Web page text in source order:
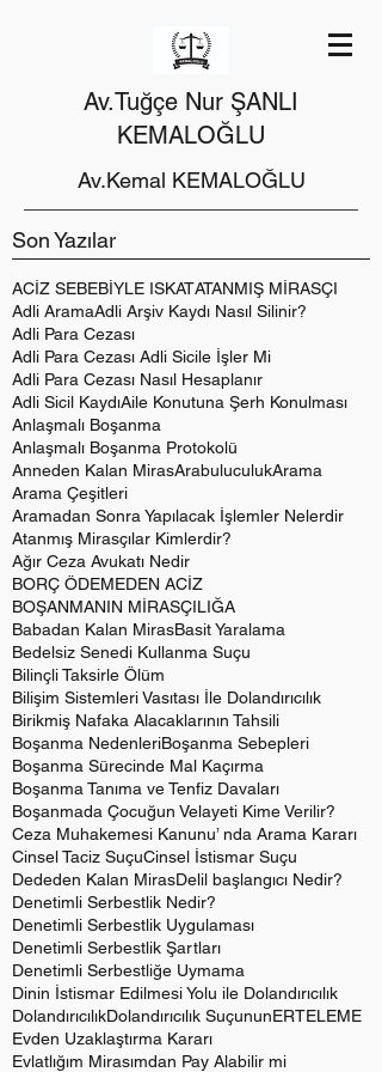
Av.Tuğçe Nur ŞANLI
KEMALOĞLU
Av.Kemal KEMALOĞLU
Son Yazılar
ACİZ SEBEBİYLE ISKATATANMIŞ MİRASÇI
Adli AramaAdli Arşiv Kaydı Nasıl Silinir?
Adli Para Cezası
Adli Para Cezası Adli Sicile İşler Mi
Adli Para Cezası Nasıl Hesaplanır
Adli Sicil KaydıAile Konutuna Şerh Konulması
Anlaşmalı Boşanma
Anlaşmalı Boşanma Protokolü
Anneden Kalan MirasArabuluculukArama
Arama Çeşitleri
Aramadan Sonra Yapılacak İşlemler Nelerdir
Atanmış Mirasçılar Kimlerdir?
Ağır Ceza Avukatı Nedir
BORÇ ÖDEMEDEN ACİZ
BOŞANMANIN MİRASÇILIĞA
Babadan Kalan MirasBasit Yaralama
Bedelsiz Senedi Kullanma Suçu
Bilinçli Taksirle Ölüm
Bilişim Sistemleri Vasıtası İle Dolandırıcılık
Birikmiş Nafaka Alacaklarının Tahsili
Boşanma NedenleriBoşanma Sebepleri
Boşanma Sürecinde Mal Kaçırma
Boşanma Tanıma ve Tenfiz Davaları
Boşanmada Çocuğun Velayeti Kime Verilir?
Ceza Muhakemesi Kanunu’ nda Arama Kararı
Cinsel Taciz SuçuCinsel İstismar Suçu
Dededen Kalan MirasDelil başlangıcı Nedir?
Denetimli Serbestlik Nedir?
Denetimli Serbestlik Uygulaması
Denetimli Serbestlik Şartları
Denetimli Serbestliğe Uymama
Dinin İstismar Edilmesi Yolu ile Dolandırıcılık
DolandırıcılıkDolandırıcılık SuçununERTELEME
Evden Uzaklaştırma Kararı
Evlatlığım Mirasımdan Pay Alabilir mi